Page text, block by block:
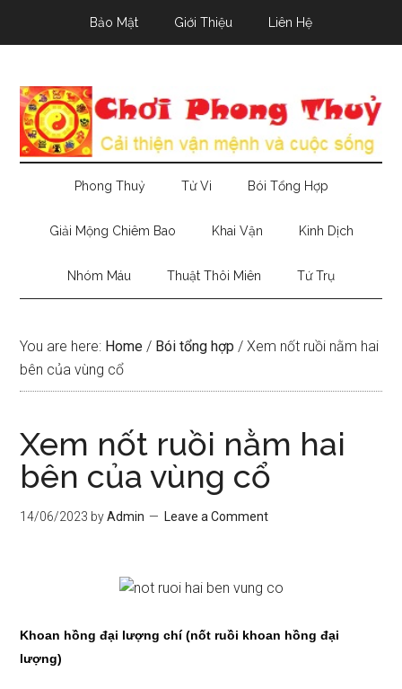
Bảo Mật Giới Thiệu Liên Hệ
Phong Thuỷ Tử Vi Bói Tổng Hợp
Giải Mộng Chiêm Bao Khai Vận Kinh Dịch
Nhóm Máu Thuật Thôi Miên Tứ Trụ
You are here: Home / Bói tổng hợp / Xem nốt ruồi nằm hai
bên của vùng cổ
Xem nốt ruồi nằm hai
bên của vùng cổ
14/06/2023 byAdmin Leave a Comment
Khoan hồng đại lượng chí (nốt ruồi khoan hồng đại
lượng)